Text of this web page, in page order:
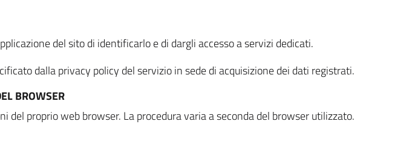
del sito di identificarlo e di dargli accesso a servizi dedicati.
dalla privacy policy del servizio in sede di acquisizione dei dati registrati.
BROWSER
proprio web browser. La procedura varia a seconda del browser utilizzato.